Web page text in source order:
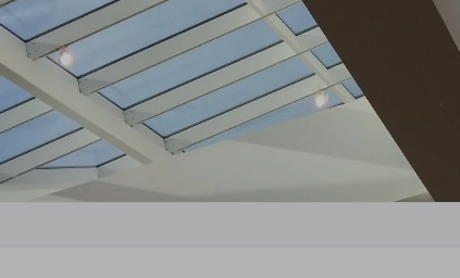
隔間輕鋼架
一般式隔間
管道式隔間
暗架系統
暗架系統
造型金屬天花
障板天花
曲型天花
C型框架天花
蜂巢金屬天花
鋁擠型造型天花
條狀天花
卡麗板天花
流明系列